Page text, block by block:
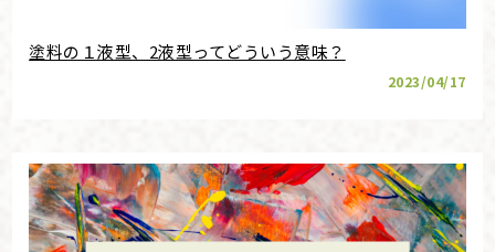
塗料の１液型、2液型ってどういう意味？
2023/04/17